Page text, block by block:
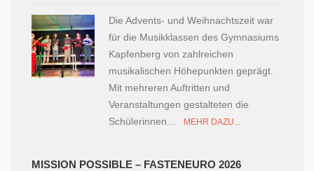
Die Advents- und Weihnachtszeit war
für die Musikklassen des Gymnasiums
Kapfenberg von zahlreichen
musikalischen Höhepunkten geprägt.
Mit mehreren Auftritten und
Veranstaltungen gestalteten die
Schülerinnen...
MEHR DAZU...
MISSION POSSIBLE – FASTENEURO 2026